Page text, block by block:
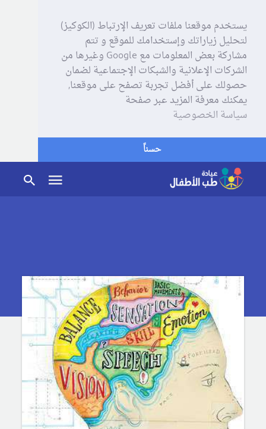
يستخدم موقعنا ملفات تعريف الإرتباط (الكوكيز)
لتحليل زياراتك وإستخدامك للموقع و تتم
مشاركة بعض المعلومات مع Google وغيرها من
الشركات الإعلانية والشبكات الإجتماعية لضمان
حصولك على أفضل تجربة تصفح على موقعنا,
يمكنك معرفة المزيد عبر صفحة
سياسة الخصوصية
حسناً